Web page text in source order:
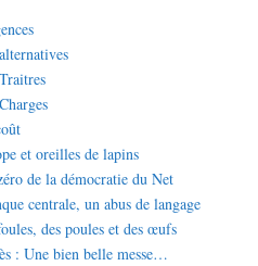
et oreilles de lapins
de la démocratie du Net
centrale, un abus de langage
des poules et des œufs
: Une bien belle messe…